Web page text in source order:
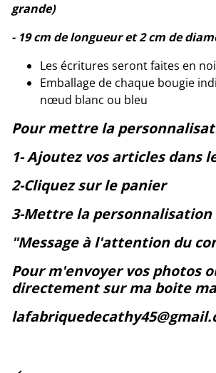
grande)
- 19 cm de longueur et 2 cm de
Les écritures seront faites en
Emballage de chaque bougie
nœud blanc ou bleu
Pour mettre la
1- Ajoutez vos articles dans
2-Cliquez sur le panier
3-Mettre la personnalisation
"Message à l'attention du
Pour m'envoyer vos photos
directement sur ma boite